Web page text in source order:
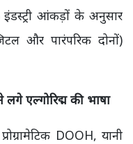
आंकड़ों के अनुसार
और पारंपरिक दोनों)
लगे एल्गोरिद्म की भाषा
DOOH, यानी